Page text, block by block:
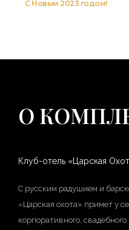
С Новым 2023 годом!
О
Клуб-отель «Царская
С русским радушием и
«Царская охота» примет у
корпоративного,